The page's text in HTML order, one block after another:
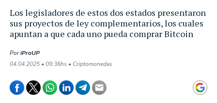
Los legisladores de estos dos estados presentaron
sus proyectos de ley complementarios, los cuales
apuntan a que cada uno pueda comprar Bitcoin
PoriProUP
04.04.2025 • 09:36hs • Criptomonedas